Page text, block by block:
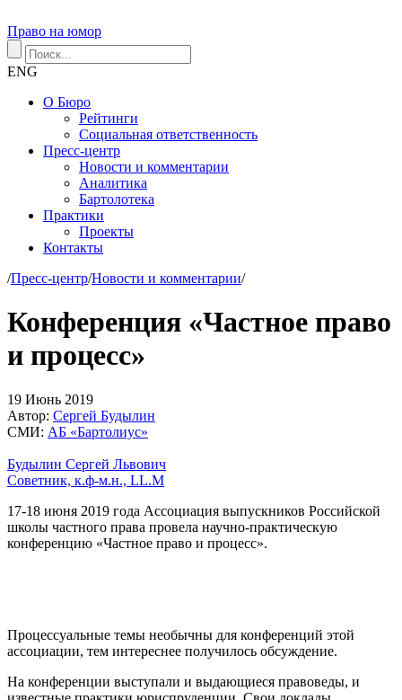
Право на юмор
ENG
О Бюро
Рейтинги
Социальная ответственность
Пресс-центр
Новости и комментарии
Аналитика
Бартолотека
Практики
Проекты
Контакты
/Пресс-центр/Новости и комментарии/
Конференция «Частное право
и процесс»
19 Июнь 2019
Автор: Сергей Будылин
СМИ: АБ «Бартолиус»
Будылин Сергей Львович
Советник, к.ф-м.н., LL.M
17-18 июня 2019 года Ассоциация выпускников Российской
школы частного права провела научно-практическую
конференцию «Частное право и процесс».
Процессуальные темы необычны для конференций этой
ассоциации, тем интереснее получилось обсуждение.
На конференции выступали и выдающиеся правоведы, и